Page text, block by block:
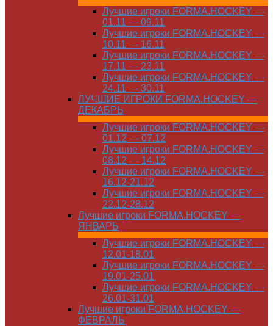
Лучшие игроки FORMA.HOCKEY —
01.11 — 09.11
Лучшие игроки FORMA.HOCKEY —
10.11 — 16.11
Лучшие игроки FORMA.HOCKEY —
17.11 — 23.11
Лучшие игроки FORMA.HOCKEY —
24.11 — 30.11
ЛУЧШИЕ ИГРОКИ FORMA.HOCKEY —
ДЕКАБРЬ
Лучшие игроки FORMA.HOCKEY —
01.12 — 07.12
Лучшие игроки FORMA.HOCKEY —
08.12 — 14.12
Лучшие игроки FORMA.HOCKEY —
16.12-21.12
Лучшие игроки FORMA.HOCKEY —
22.12-28.12
Лучшие игроки FORMA.HOCKEY —
ЯНВАРЬ
Лучшие игроки FORMA.HOCKEY —
12.01-18.01
Лучшие игроки FORMA.HOCKEY —
19.01-25.01
Лучшие игроки FORMA.HOCKEY —
26.01-31.01
Лучшие игроки FORMA.HOCKEY —
ФЕВРАЛЬ